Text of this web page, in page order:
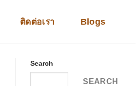
ติดต่อเรา Blogs
Search
SEARCH